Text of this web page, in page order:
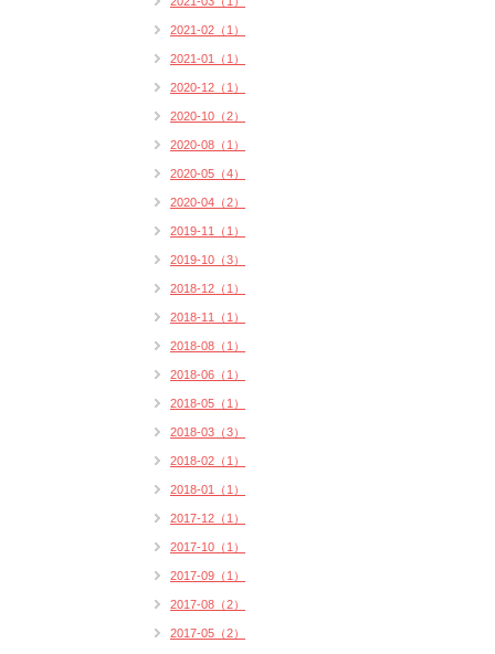
2021-02（1）
2021-01（1）
2020-12（1）
2020-10（2）
2020-08（1）
2020-05（4）
2020-04（2）
2019-11（1）
2019-10（3）
2018-12（1）
2018-11（1）
2018-08（1）
2018-06（1）
2018-05（1）
2018-03（3）
2018-02（1）
2018-01（1）
2017-12（1）
2017-10（1）
2017-09（1）
2017-08（2）
2017-05（2）